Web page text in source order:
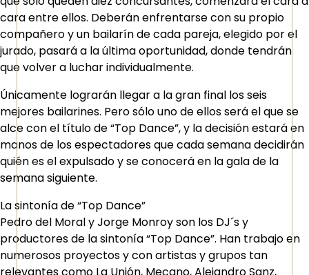
cara entre ellos. Deberán enfrentarse con su propio
compañero y un bailarín de cada pareja, elegido por el
jurado, pasará a la última oportunidad, donde tendrán
que volver a luchar individualmente.
Únicamente lograrán llegar a la gran final los seis
mejores bailarines. Pero sólo uno de ellos será el que se
alce con el título de “Top Dance”, y la decisión estará en
manos de los espectadores que cada semana decidirán
quién es el expulsado y se conocerá en la gala de la
semana siguiente.
La sintonía de “Top Dance”
Pedro del Moral y Jorge Monroy son los DJ´s y
productores de la sintonía “Top Dance”. Han trabajo en
numerosos proyectos y con artistas y grupos tan